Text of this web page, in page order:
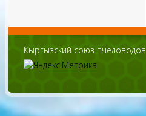
Кыргызский союз пчеловодов